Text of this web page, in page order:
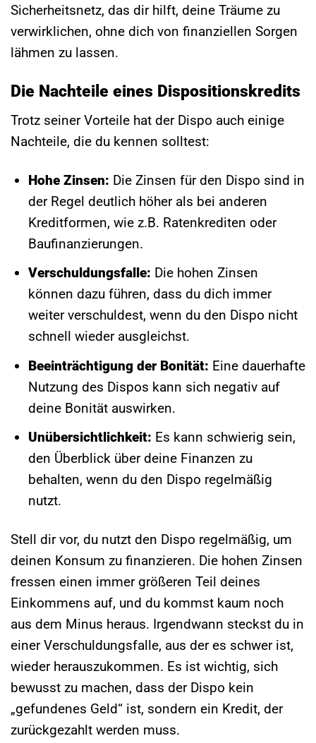
Sicherheitsnetz, das dir hilft, deine Träume zu
verwirklichen, ohne dich von finanziellen Sorgen
lähmen zu lassen.
Die Nachteile eines Dispositionskredits
Trotz seiner Vorteile hat der Dispo auch einige
Nachteile, die du kennen solltest:
Hohe Zinsen: Die Zinsen für den Dispo sind in
der Regel deutlich höher als bei anderen
Kreditformen, wie z.B. Ratenkrediten oder
Baufinanzierungen.
Verschuldungsfalle: Die hohen Zinsen
können dazu führen, dass du dich immer
weiter verschuldest, wenn du den Dispo nicht
schnell wieder ausgleichst.
Beeinträchtigung der Bonität: Eine dauerhafte
Nutzung des Dispos kann sich negativ auf
deine Bonität auswirken.
Unübersichtlichkeit: Es kann schwierig sein,
den Überblick über deine Finanzen zu
behalten, wenn du den Dispo regelmäßig
nutzt.
Stell dir vor, du nutzt den Dispo regelmäßig, um
deinen Konsum zu finanzieren. Die hohen Zinsen
fressen einen immer größeren Teil deines
Einkommens auf, und du kommst kaum noch
aus dem Minus heraus. Irgendwann steckst du in
einer Verschuldungsfalle, aus der es schwer ist,
wieder herauszukommen. Es ist wichtig, sich
bewusst zu machen, dass der Dispo kein
„gefundenes Geld“ ist, sondern ein Kredit, der
zurückgezahlt werden muss.